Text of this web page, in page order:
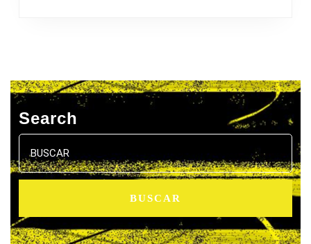
Search
Buscar: